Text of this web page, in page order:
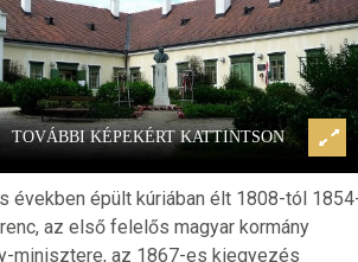
TOVÁBBI KÉPEKÉRT KATTINTSON
Kehidakustány, Deák-kúria
években épült kúriában élt 1808-tól
az első felelős magyar kormány
minisztere, az 1867-es kiegyezés